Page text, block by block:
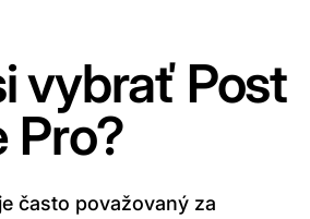
vybrať Post
Pro?
často považovaný za